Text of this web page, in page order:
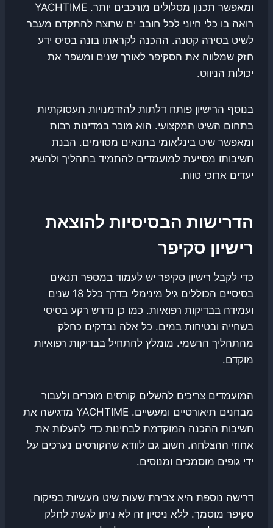
ומאפשר תכנון מסלולים מורכבים יותר. YACHTIME
רואה בו כלי חיוני לכל חובב ים שרוצה להתקדם מעבר
לשיט בסירה קטנה. ההכנה לקראתו בונה בסיס ידע
חזק שמלווה את הסקיפר לאורך שנים ומשפר את
יכולות הניווט.
בנוסף הרישיון פותח דלתות להזדמנויות תעסוקתיות
בתחום השיט המקצועי. הוא מוכר במדינות רבות
ומאפשר שיט בינלאומי בתנאים מסוימים. הבנת
חשיבותו מסייעת למועמדים להתמיד בתהליך ולהשיג
יעדים ארוכי טווח.
הדרישות הבסיסיות להוצאת
רישיון סקיפר
כדי לקבל רישיון סקיפר יש לעמוד במספר תנאים
בסיסיים הכוללים גיל מינימלי בדרך כלל 18 שנים
ועמידה בבדיקות רפואיות. כמו כן נדרש רקע בסיסי
בשחייה ובטיחות במים. כל אלה נבדקים כחלק
מהתהליך הרשמי. מומלץ להתחיל בבדיקות רפואיות
מוקדם.
המועמדים צריכים להשלים קורסים מוכרים ולעבור
מבחנים תיאורטיים ומעשיים. YACHTIME מדגישה את
חשיבות ההכנה המוקדמת לבחינות כדי להעלות את
אחוזי ההצלחה. חשוב גם לוודא שהקורסים נערכים על
ידי גופים מוסמכים ומנוסים.
דרישה נוספת היא צבירת שעות שיט מעשיות בפיקוח
סקיפר מוסמך. ללא ניסיון זה לא ניתן לגשת לחלק